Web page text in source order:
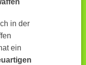
in der
ein